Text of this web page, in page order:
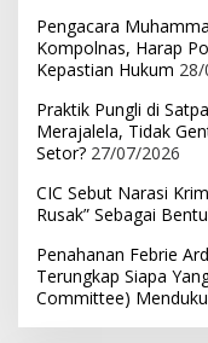
Pengacara
Kompolnas, Harap
Kepastian Hukum
Praktik Pungli di
Merajalela, Tidak
Setor? 27/07/2026
CIC Sebut Narasi
Rusak” Sebagai
Penahanan Febrie
Terungkap Siapa
Committee)